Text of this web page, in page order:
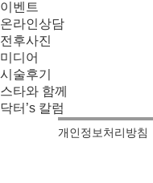
이벤트
온라인상담
전후사진
미디어
시술후기
스타와 함께
닥터’s 칼럼
개인정보처리방침